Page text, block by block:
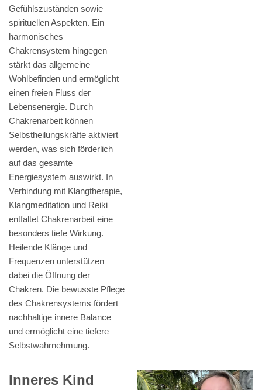
Gefühlszuständen sowie
spirituellen Aspekten. Ein
harmonisches
Chakrensystem hingegen
stärkt das allgemeine
Wohlbefinden und ermöglicht
einen freien Fluss der
Lebensenergie. Durch
Chakrenarbeit können
Selbstheilungskräfte aktiviert
werden, was sich förderlich
auf das gesamte
Energiesystem auswirkt. In
Verbindung mit Klangtherapie,
Klangmeditation und Reiki
entfaltet Chakrenarbeit eine
besonders tiefe Wirkung.
Heilende Klänge und
Frequenzen unterstützen
dabei die Öffnung der
Chakren. Die bewusste Pflege
des Chakrensystems fördert
nachhaltige innere Balance
und ermöglicht eine tiefere
Selbstwahrnehmung.
Inneres Kind